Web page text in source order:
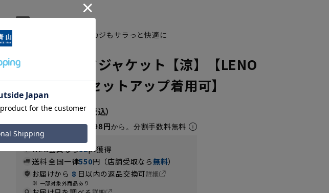
K5
からみ織りで夏のビジカジもサラっと快適に
スタンダードジャケット【涼】【LENO
CLOTH】【セットアップ着用可】
18,590円
なら月々3,098円から。分割手数料無料
WEB会員なら92pt獲得
送料 全国一律550円（店舗受取なら無料）
お届けから 8 日以内の返品交換可詳細
一部対象外商品あり